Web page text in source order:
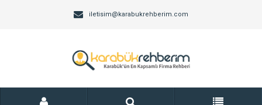
iletisim@karabukrehberim.com